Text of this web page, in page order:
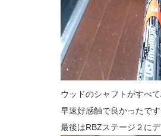
ウッドのシャフトがすべ
早速好感触で良かったです
最後はRBZステージ２に